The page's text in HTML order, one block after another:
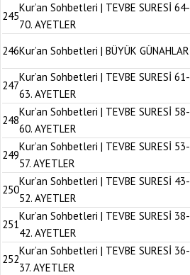
245
Kur’an Sohbetleri | TEVBE SURESİ 64-
70. AYETLER
246Kur’an Sohbetleri | BÜYÜK GÜNAHLAR
247
Kur’an Sohbetleri | TEVBE SURESİ 61-
63. AYETLER
248
Kur’an Sohbetleri | TEVBE SURESİ 58-
60. AYETLER
249
Kur’an Sohbetleri | TEVBE SURESİ 53-
57. AYETLER
250
Kur’an Sohbetleri | TEVBE SURESİ 43-
52. AYETLER
251
Kur’an Sohbetleri | TEVBE SURESİ 38-
42. AYETLER
252
Kur’an Sohbetleri | TEVBE SURESİ 36-
37. AYETLER